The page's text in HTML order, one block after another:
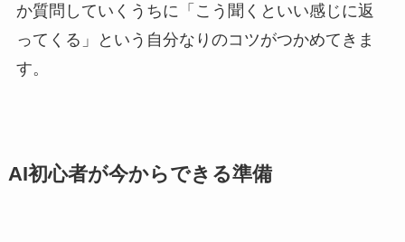
か質問していくうちに「こう聞くといい感じに返
ってくる」という自分なりのコツがつかめてきま
す。
AI初心者が今からできる準備